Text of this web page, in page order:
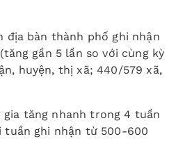
địa bàn thành phố ghi nhận
gần 5 lần so với cùng kỳ
huyện, thị xã; 440/579 xã,
gia tăng nhanh trong 4 tuần
tuần ghi nhận từ 500-600